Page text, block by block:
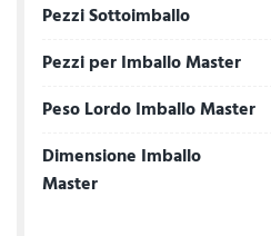
Pezzi Sottoimballo
Pezzi per Imballo Master
Peso Lordo Imballo Master
Dimensione Imballo
Master